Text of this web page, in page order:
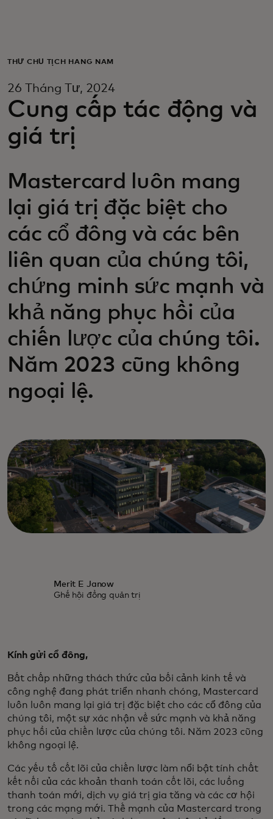
Dành cho doanh nghiệp
Dành cho thế giới
Dành cho nhà đổi mới
Tin tức và xu hướng
THƯ CHỦ TỊCH HÀNG NĂM
26 Tháng Tư, 2024
Cung cấp tác động và
giá trị
Mastercard luôn mang
lại giá trị đặc biệt cho
các cổ đông và các bên
liên quan của chúng tôi,
chứng minh sức mạnh và
khả năng phục hồi của
chiến lược của chúng tôi.
Năm 2023 cũng không
ngoại lệ.
Merit E Janow
Ghế hội đồng quản trị
Kính gửi cổ đông,
Bất chấp những thách thức của bối cảnh kinh tế và
công nghệ đang phát triển nhanh chóng, Mastercard
luôn luôn mang lại giá trị đặc biệt cho các cổ đông của
chúng tôi, một sự xác nhận về sức mạnh và khả năng
phục hồi của chiến lược của chúng tôi. Năm 2023 cũng
không ngoại lệ.
Các yếu tố cốt lõi của chiến lược làm nổi bật tính chất
kết nối của các khoản thanh toán cốt lõi, các luồng
thanh toán mới, dịch vụ giá trị gia tăng và các cơ hội
trong các mạng mới. Thế mạnh của Mastercard trong